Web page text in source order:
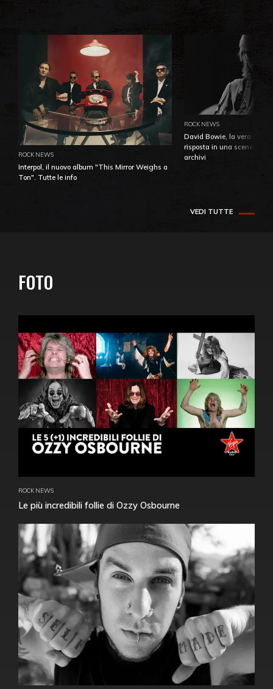
ROCK NEWS
Interpol, il nuovo album "This Mirror Weighs a
Ton". Tutte le info
ROCK NEWS
David Bowie, la vera
risposta in una
archivi
VEDI TUTTE
FOTO
ROCK NEWS
Le più incredibili follie di Ozzy Osbourne